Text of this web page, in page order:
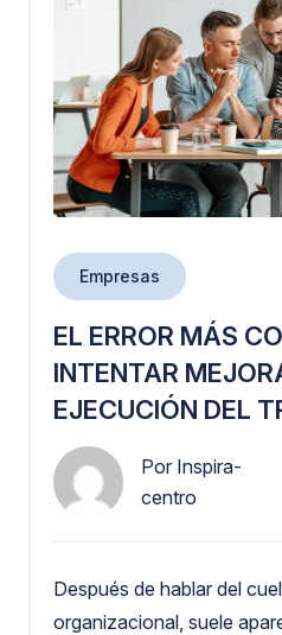
Empresas
EL ERROR MÁS
INTENTAR
EJECUCIÓN DEL
Por Inspira-
centro
Después de hablar del
organizacional, suele